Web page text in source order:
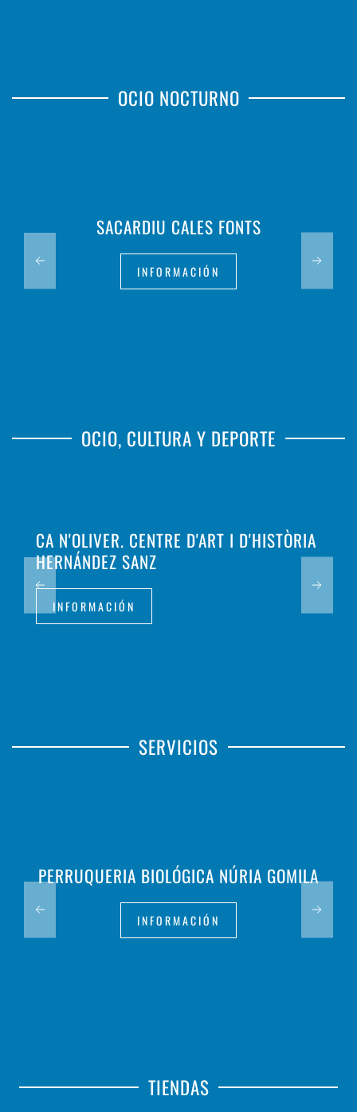
OCIO NOCTURNO
SACARDIU CALES FONTS
INFORMACIÓN
OCIO, CULTURA Y DEPORTE
CA N'OLIVER. CENTRE D'ART I D'HISTÒRIA
HERNÁNDEZ SANZ
INFORMACIÓN
SERVICIOS
PERRUQUERIA BIOLÓGICA NÚRIA GOMILA
INFORMACIÓN
TIENDAS